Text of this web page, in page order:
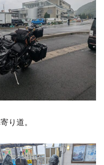
り道。